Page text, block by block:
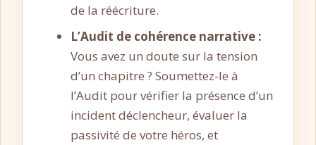
de la réécriture.
L’Audit de cohérence narrative :
Vous avez un doute sur la tension
d’un chapitre ? Soumettez-le à
l’Audit pour vérifier la présence d’un
incident déclencheur, évaluer la
passivité de votre héros, et